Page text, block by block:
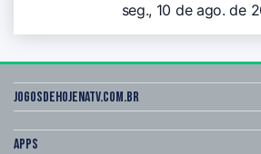
seg., 10 de ago. de
Jogosdehojenatv.com.br
Apps